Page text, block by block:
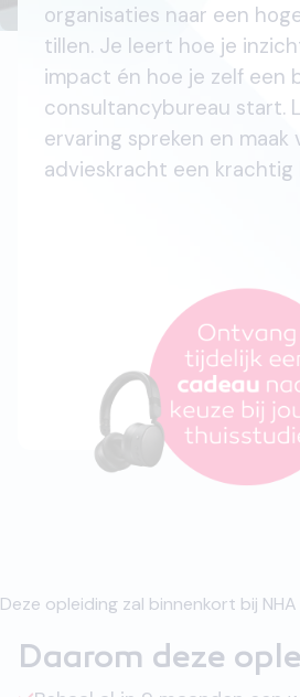
organisaties naar een
tillen. Je leert hoe je
impact én hoe je zelf een
consultancybureau start.
ervaring spreken en maak
advieskracht een krachtig
Deze opleiding zal binnenkort bij
Daarom deze